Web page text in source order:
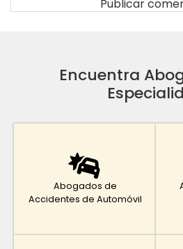
Encuentra
Abogados de
Accidentes de Automóvil